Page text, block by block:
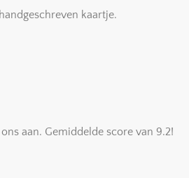
kaartje.
aan. Gemiddelde score van 9.2!